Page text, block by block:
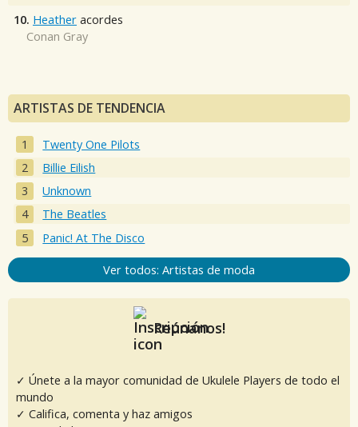
10. Heather acordes
Conan Gray
ARTISTAS DE TENDENCIA
Twenty One Pilots
Billie Eilish
Unknown
The Beatles
Panic! At The Disco
Ver todos: Artistas de moda
Reúnanos!
✓ Únete a la mayor comunidad de Ukulele Players de todo el
mundo
✓ Califica, comenta y haz amigos